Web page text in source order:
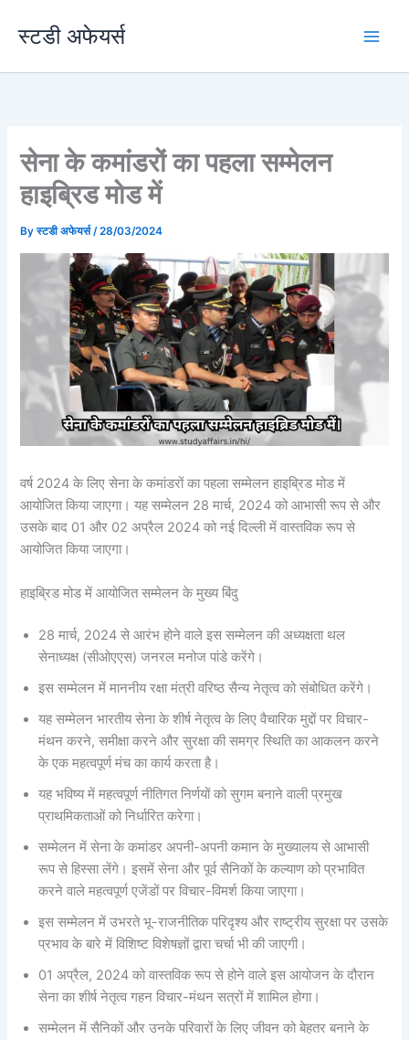
स्टडी अफेयर्स
सेना के कमांडरों का पहला सम्मेलन
हाइब्रिड मोड में
Byस्टडी अफेयर्स/28/03/2024
वर्ष 2024 के लिए सेना के कमांडरों का पहला सम्मेलन हाइब्रिड मोड में
आयोजित किया जाएगा। यह सम्‍मेलन 28 मार्च, 2024 को आभासी रूप से और
उसके बाद 01 और 02 अप्रैल 2024 को नई दिल्ली में वास्‍तविक रूप से
आयोजित किया जाएगा।
हाइब्रिड मोड में आयोजित सम्मेलन के मुख्य बिंदु
28 मार्च, 2024 से आरंभ होने वाले इस सम्मेलन की अध्यक्षता थल
सेनाध्यक्ष (सीओएएस) जनरल मनोज पांडे करेंगे।
इस सम्मेलन में माननीय रक्षा मंत्री वरिष्ठ सैन्य नेतृत्व को संबोधित करेंगे।
यह सम्मेलन भारतीय सेना के शीर्ष नेतृत्व के लिए वैचारिक मुद्दों पर विचार-
मंथन करने, समीक्षा करने और सुरक्षा की समग्र स्थिति का आकलन करने
के एक महत्वपूर्ण मंच का कार्य करता है।
यह भविष्य में महत्वपूर्ण नीतिगत निर्णयों को सुगम बनाने वाली प्रमुख
प्राथमिकताओं को निर्धारित करेगा।
सम्मेलन में सेना के कमांडर अपनी-अपनी कमान के मुख्यालय से आभासी
रूप से हिस्सा लेंगे। इसमें सेना और पूर्व सैनिकों के कल्याण को प्रभावित
करने वाले महत्वपूर्ण एजेंडों पर विचार-विमर्श किया जाएगा।
इस सम्मेलन में उभरते भू-राजनीतिक परिदृश्य और राष्ट्रीय सुरक्षा पर उसके
प्रभाव के बारे में विशिष्‍ट विशेषज्ञों द्वारा चर्चा भी की जाएगी।
01 अप्रैल, 2024 को वास्‍तविक रूप से होने वाले इस आयोजन के दौरान
सेना का शीर्ष नेतृत्व गहन विचार-मंथन सत्रों में शामिल होगा।
सम्मेलन में सैनिकों और उनके परिवारों के लिए जीवन को बेहतर बनाने के